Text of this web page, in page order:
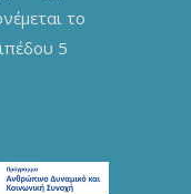
το
5